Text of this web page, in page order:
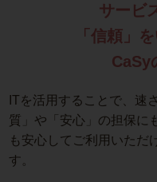
サービ
「信頼」
CaSy
ITを活用することで、速
質」や「安心」の担保に
も安心してご利用いただ
す。